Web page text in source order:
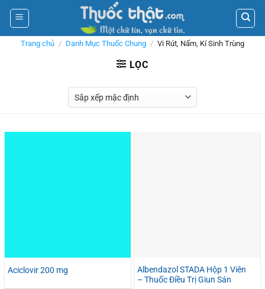
Skip
content
Trang chủ / Danh Mục Thuốc Chung / Vi Rút, Nấm, Kí Sinh Trùng
LỌC
Aciclovir 200 mg
Albendazol STADA Hộp 1 Viên
– Thuốc Điều Trị Giun Sán